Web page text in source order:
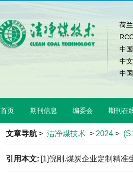
荷
中
中
中
首页 期刊信息 编委会 期刊在
文章导航 >洁净煤技术 > 2024 >
引用本文: [1]倪刚.煤炭企业定制精准